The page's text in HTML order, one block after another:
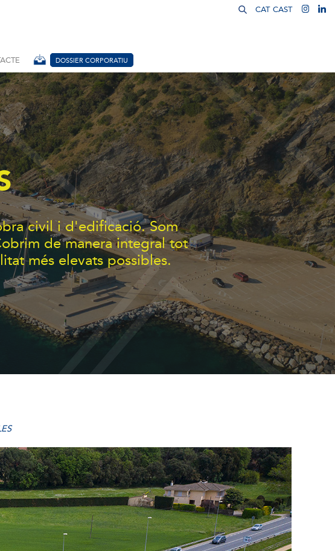
DOSSIER CORPORATIU
CAT CAST
civil i d'edificació. Som
de manera integral tot
més elevats possibles.